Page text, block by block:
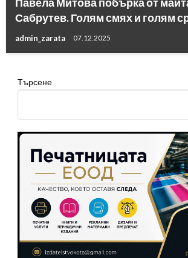
Сабрутев. Голям смях и голям
admin_zarata 07.12.2025
Търсене